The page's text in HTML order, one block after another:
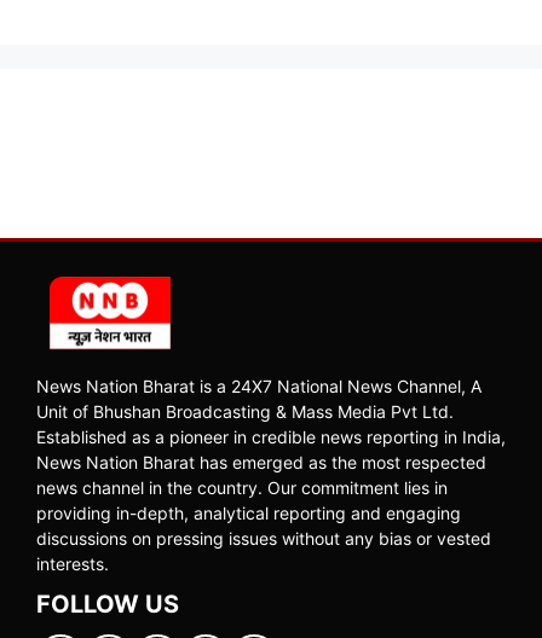
News Nation Bharat is a 24X7 National News Channel, A
Unit of Bhushan Broadcasting & Mass Media Pvt Ltd.
Established as a pioneer in credible news reporting in India,
News Nation Bharat has emerged as the most respected
news channel in the country. Our commitment lies in
providing in-depth, analytical reporting and engaging
discussions on pressing issues without any bias or vested
interests.
FOLLOW US